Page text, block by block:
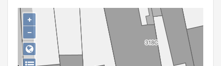
Downloads
Hergebruik
Aanmelden
+
−